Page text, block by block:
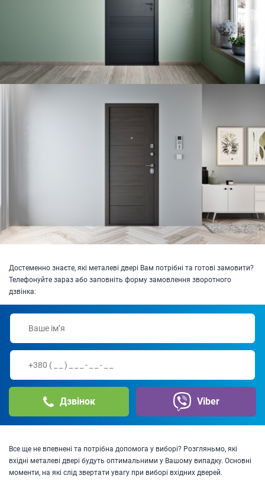
Достеменно знаєте, які металеві двері Вам потрібні та готові замовити?
Телефонуйте зараз або заповніть форму замовлення зворотного
дзвінка:
Дзвінок Viber
Все ще не впевнені та потрібна допомога у виборі? Розгляньмо, які
вхідні металеві двері будуть оптимальними у Вашому випадку. Основні
моменти, на які слід звертати увагу при виборі вхідних дверей.